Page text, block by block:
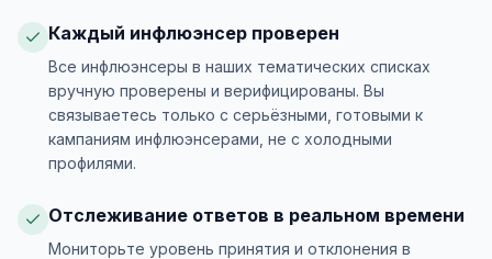
Каждый инфлюэнсер проверен
Все инфлюэнсеры в наших тематических списках
вручную проверены и верифицированы. Вы
связываетесь только с серьёзными, готовыми к
кампаниям инфлюэнсерами, не с холодными
профилями.
Отслеживание ответов в реальном времени
Мониторьте уровень принятия и отклонения в